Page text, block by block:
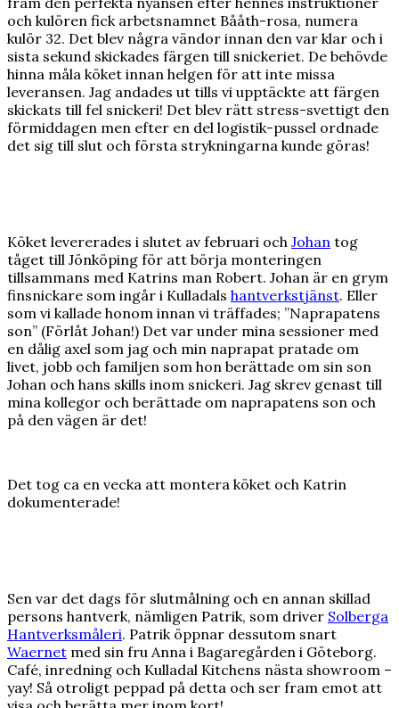
och kulören fick arbetsnamnet Bååth-rosa, numera
kulör 32. Det blev några vändor innan den var klar och i
sista sekund skickades färgen till snickeriet. De behövde
hinna måla köket innan helgen för att inte missa
leveransen. Jag andades ut tills vi upptäckte att färgen
skickats till fel snickeri! Det blev rätt stress-svettigt den
förmiddagen men efter en del logistik-pussel ordnade
det sig till slut och första strykningarna kunde göras!
Köket levererades i slutet av februari och Johan tog
tåget till Jönköping för att börja monteringen
tillsammans med Katrins man Robert. Johan är en grym
finsnickare som ingår i Kulladals hantverkstjänst. Eller
som vi kallade honom innan vi träffades; ”Naprapatens
son” (Förlåt Johan!) Det var under mina sessioner med
en dålig axel som jag och min naprapat pratade om
livet, jobb och familjen som hon berättade om sin son
Johan och hans skills inom snickeri. Jag skrev genast till
mina kollegor och berättade om naprapatens son och
på den vägen är det!
Det tog ca en vecka att montera köket och Katrin
dokumenterade!
Sen var det dags för slutmålning och en annan skillad
persons hantverk, nämligen Patrik, som driver Solberga
Hantverksmåleri. Patrik öppnar dessutom snart
Waernet med sin fru Anna i Bagaregården i Göteborg.
Café, inredning och Kulladal Kitchens nästa showroom –
yay! Så otroligt peppad på detta och ser fram emot att